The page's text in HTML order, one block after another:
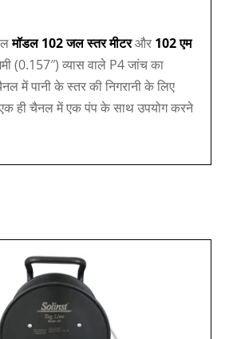
मॉडल 102 जल स्तर मीटरऔर 102 एम
(0.157″) व्यास वाले P4 जांच का
में पानी के स्तर की निगरानी के लिए
ही चैनल में एक पंप के साथ उपयोग करने